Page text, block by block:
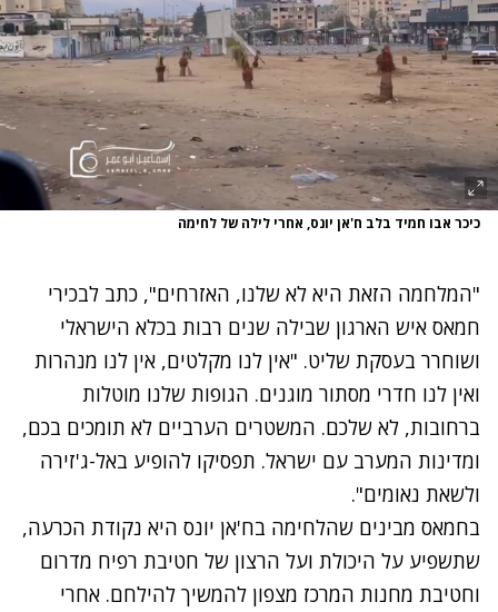
כיכר אבו חמיד בלב ח'אן יונס, אחרי לילה של לחימה
"המלחמה הזאת היא לא שלנו, האזרחים", כתב לבכירי
חמאס איש הארגון שבילה שנים רבות בכלא הישראלי
ושוחרר בעסקת שליט. "אין לנו מקלטים, אין לנו מנהרות
ואין לנו חדרי מסתור מוגנים. הגופות שלנו מוטלות
ברחובות, לא שלכם. המשטרים הערביים לא תומכים בכם,
ומדינות המערב עם ישראל. תפסיקו להופיע באל-ג'זירה
ולשאת נאומים".
בחמאס מבינים שהלחימה בח'אן יונס היא נקודת הכרעה,
שתשפיע על היכולת ועל הרצון של חטיבת רפיח מדרום
וחטיבת מחנות המרכז מצפון להמשיך להילחם. אחרי